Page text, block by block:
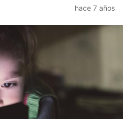
hace 7 años